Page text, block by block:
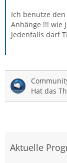
Ich benutze
Anhänge !!! wie
Jedenfalls darf
Hat das
Aktuelle